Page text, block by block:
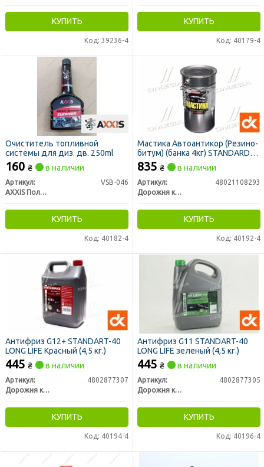
КУПИТЬ
Код: 39236-4
КУПИТЬ
Код: 40179-4
Очиститель топливной
системы для диз. дв. 250ml
160 ₴ в наличии
Артикул:
VSB-046
AXXIS Польша
КУПИТЬ
Код: 40182-4
Мастика Автоантикор (Резино-
битум) (банка 4кг) STANDARD
(ДК)
835 ₴ в наличии
Артикул:
48021108293
Дорожня карта
КУПИТЬ
Код: 40192-4
Антифриз G12+ STANDART-40
LONG LIFE Красный (4,5 кг.)
445 ₴ в наличии
Артикул:
4802877307
Дорожня карта
КУПИТЬ
Код: 40194-4
Антифриз G11 STANDART-40
LONG LIFE зеленый (4,5 кг.)
445 ₴ в наличии
Артикул:
4802877305
Дорожня карта
КУПИТЬ
Код: 40196-4